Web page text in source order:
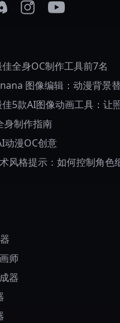
全身OC制作工具前7名
图像编辑：动漫背景
5款AI图像动画工具：让
身制作指南
动漫OC创意
风格提示：如何控制角色
师
器